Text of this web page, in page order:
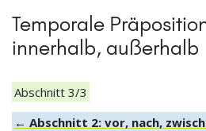
Temporale
innerhalb, außerhalb
Abschnitt 3/3
← Abschnitt 2: vor, nach,